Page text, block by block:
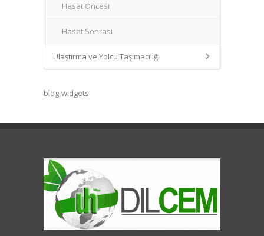
Hasat Öncesi
Hasat Sonrası
Ulaştırma ve Yolcu Taşımacılığı
blog-widgets